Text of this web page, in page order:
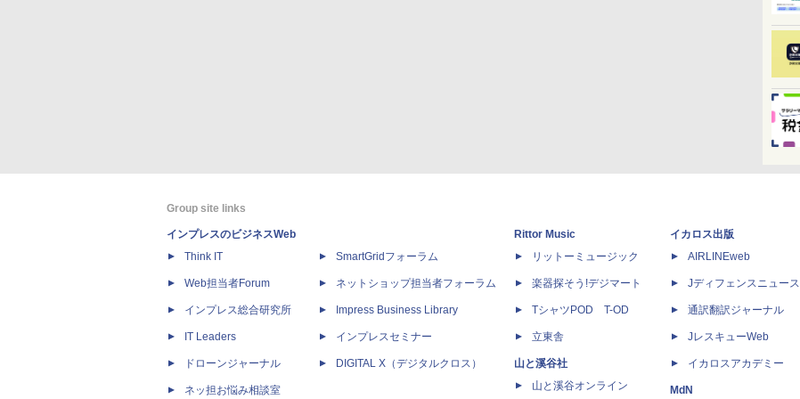
Group site links
インプレスのビジネスWeb
Think IT
Web担当者Forum
インプレス総合研究所
IT Leaders
ドローンジャーナル
ネッ担お悩み相談室
SmartGridフォーラム
ネットショップ担当者フォーラム
Impress Business Library
インプレスセミナー
DIGITAL X（デジタルクロス）
Rittor Music
リットーミュージック
楽器探そう!デジマート
TシャツPOD T-OD
立東舎
山と溪谷社
山と溪谷オンライン
イカロス出版
AIRLINEweb
Jディフェンスニュース
通訳翻訳ジャーナル
JレスキューWeb
イカロスアカデミー
MdN